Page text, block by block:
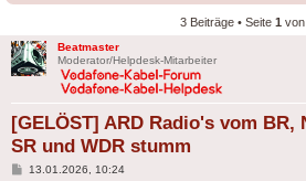
3 Beiträge • Seite 1 von
Beatmaster
Moderator/Helpdesk-Mitarbeiter
[GELÖST] ARD Radio's vom BR,
SR und WDR stumm
Beitrag
13.01.2026, 10:24